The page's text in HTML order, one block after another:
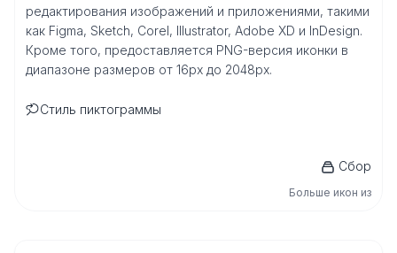
редактирования изображений и приложениями, такими
как Figma, Sketch, Corel, Illustrator, Adobe XD и InDesign.
Кроме того, предоставляется PNG-версия иконки в
диапазоне размеров от 16px до 2048px.
Стиль пиктограммы
Сбор
Больше икон из